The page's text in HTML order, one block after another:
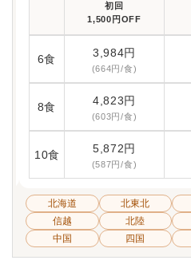
初回
1,500円OFF
6食 3,984円
(664円/食)
8食 4,823円
(603円/食)
10食 5,872円
(587円/食)
北海道 北東北
信越
北陸
中国
四国